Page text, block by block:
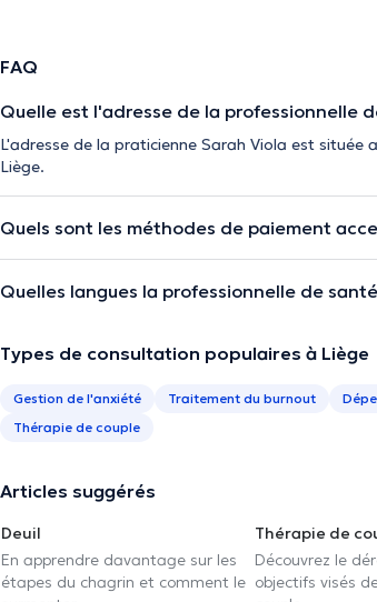
FAQ
Quelle est l'adresse de la professionnelle
L'adresse de la praticienne Sarah Viola est
Liège.
Quels sont les méthodes de paiement
Quelles langues la professionnelle de
Types de consultation populaires à Liège
Gestion de l'anxiété Traitement du burnout
Thérapie de couple
Articles suggérés
Deuil
En apprendre davantage sur les
étapes du chagrin et comment le
Thérapie de
Découvrez le
objectifs visés